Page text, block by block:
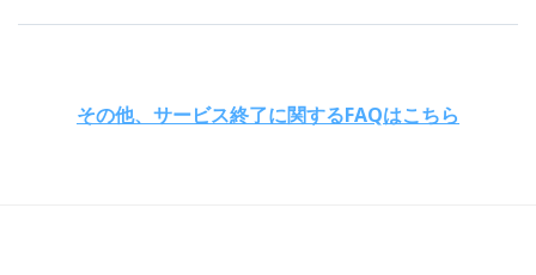
その他、サービス終了に関するFAQはこちら